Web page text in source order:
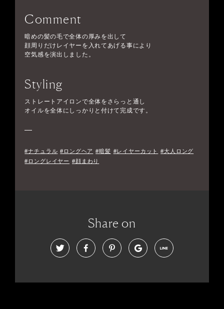
Comment
暗めの髪の毛で全体の厚みを出して
顔周りだけレイヤーを入れてあげる事により
空気感を演出しました。
Styling
ストレートアイロンで全体をさらっと通し
オイルを全体にしっかりと付けて完成です。
#ナチュラル #ロングヘア #暗髪 #レイヤーカット
#大人ロング
#ロングレイヤー #顔まわり
Share on